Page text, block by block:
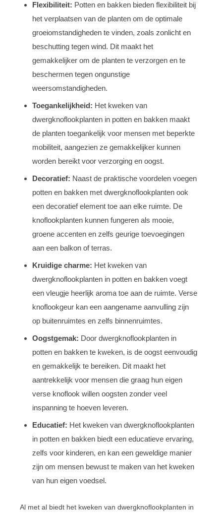
Flexibiliteit: Potten en bakken bieden flexibiliteit bij
het verplaatsen van de planten om de optimale
groeiomstandigheden te vinden, zoals zonlicht en
beschutting tegen wind. Dit maakt het
gemakkelijker om de planten te verzorgen en te
beschermen tegen ongunstige
weersomstandigheden.
Toegankelijkheid: Het kweken van
dwergknoflookplanten in potten en bakken maakt
de planten toegankelijk voor mensen met beperkte
mobiliteit, aangezien ze gemakkelijker kunnen
worden bereikt voor verzorging en oogst.
Decoratief: Naast de praktische voordelen voegen
potten en bakken met dwergknoflookplanten ook
een decoratief element toe aan elke ruimte. De
knoflookplanten kunnen fungeren als mooie,
groene accenten en zelfs geurige toevoegingen
aan een balkon of terras.
Kruidige charme: Het kweken van
dwergknoflookplanten in potten en bakken voegt
een vleugje heerlijk aroma toe aan de ruimte. Verse
knoflookgeur kan een aangename aanvulling zijn
op buitenruimtes en zelfs binnenruimtes.
Oogstgemak: Door dwergknoflookplanten in
potten en bakken te kweken, is de oogst eenvoudig
en gemakkelijk te bereiken. Dit maakt het
aantrekkelijk voor mensen die graag hun eigen
verse knoflook willen oogsten zonder veel
inspanning te hoeven leveren.
Educatief: Het kweken van dwergknoflookplanten
in potten en bakken biedt een educatieve ervaring,
zelfs voor kinderen, en kan een geweldige manier
zijn om mensen bewust te maken van het kweken
van hun eigen voedsel.
Al met al biedt het kweken van dwergknoflookplanten in